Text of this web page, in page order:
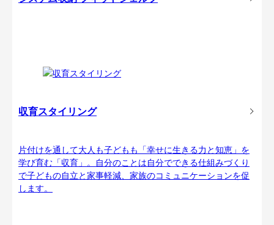
収育スタイリング
片付けを通して大人も子どもも「幸せに生きる力と知恵」を
学び育む「収育」。自分のことは自分でできる仕組みづくり
で子どもの自立と家事軽減、家族のコミュニケーションを促
します。